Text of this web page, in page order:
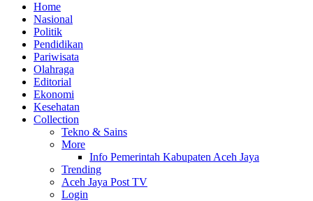
Home
Nasional
Politik
Pendidikan
Pariwisata
Olahraga
Editorial
Ekonomi
Kesehatan
Collection
Tekno & Sains
More
Info Pemerintah Kabupaten Aceh Jaya
Trending
Aceh Jaya Post TV
Login